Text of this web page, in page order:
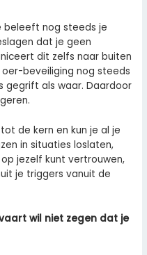
beleeft nog steeds je
dat je geen
dit zelfs naar buiten
beveiliging nog steeds
gegrift als waar. Daardoor
de kern en kun je al je
in situaties loslaten,
jezelf kunt vertrouwen,
je triggers vanuit de
wil niet zegen dat je